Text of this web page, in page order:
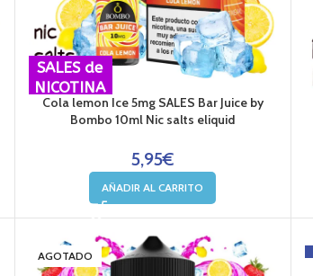
SALES de
NICOTINA
Cola lemon Ice 5mg SALES Bar Juice by
Bombo 10ml Nic salts eliquid
5,95€
AÑADIR AL CARRITO
AGOTADO